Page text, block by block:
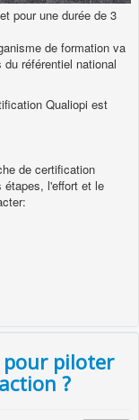
pour une durée de 3
de formation va
référentiel national
Qualiopi est
de certification
l'effort et le
pour piloter
?